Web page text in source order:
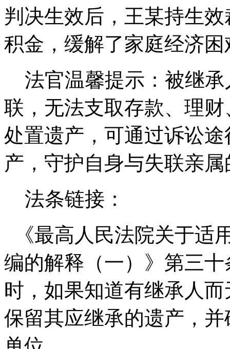
判决生效后，王某持生
积金，缓解了家庭经济困
法官温馨提示：被继承
联，无法支取存款、理
处置遗产，可通过诉讼
产，守护自身与失联亲
法条链接：
《最高人民法院关于适
编的解释（一）》第三
时，如果知道有继承人
保留其应继承的遗产，